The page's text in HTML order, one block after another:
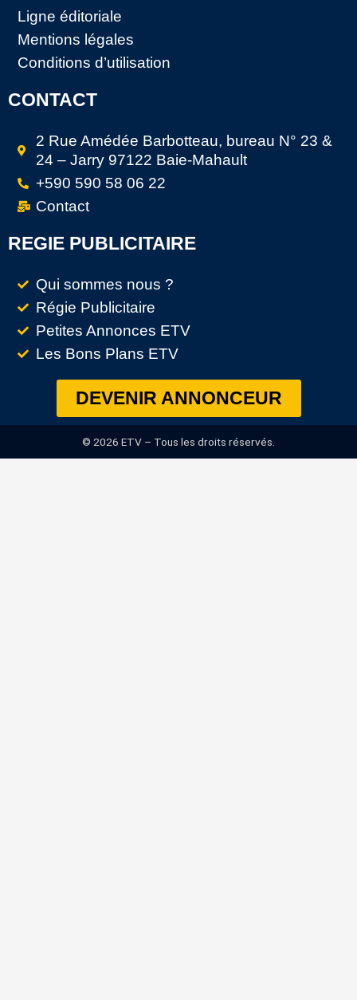
Ligne éditoriale
Mentions légales
Conditions d’utilisation
CONTACT
2 Rue Amédée Barbotteau, bureau N° 23 &
24 – Jarry 97122 Baie-Mahault
+590 590 58 06 22
Contact
REGIE PUBLICITAIRE
Qui sommes nous ?
Régie Publicitaire
Petites Annonces ETV
Les Bons Plans ETV
DEVENIR ANNONCEUR
© 2026 ETV – Tous les droits réservés.